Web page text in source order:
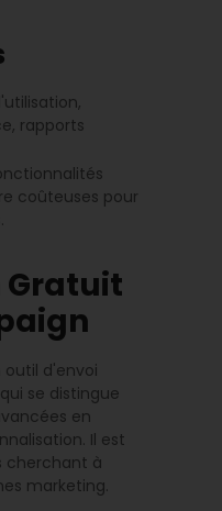
rapports
coûteuses pour
Gratuit
outil d'envoi
se distingue
en
Il est
cherchant à
marketing.